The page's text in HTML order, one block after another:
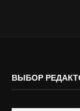
ВЫБОР